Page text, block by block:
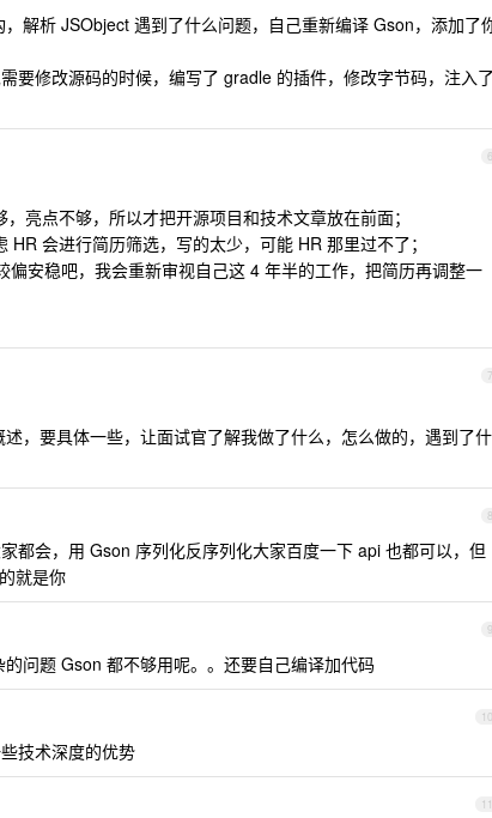
解析 JSObject 遇到了什么问题，自己重新编译 Gson，添加了
要修改源码的时候，编写了 gradle 的插件，修改字节码，注入了
6
亮点不够，所以才把开源项目和技术文章放在前面；
会进行简历筛选，写的太少，可能 HR 那里过不了；
安稳吧，我会重新审视自己这 4 年半的工作，把简历再调整一
7
，要具体一些，让面试官了解我做了什么，怎么做的，遇到了什
8
都会，用 Gson 序列化反序列化大家百度一下 api 也都可以，但
就是你
9
问题 Gson 都不够用呢。。还要自己编译加代码
10
技术深度的优势
11